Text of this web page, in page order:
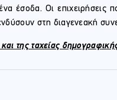
έσοδα. Οι επιχειρήσεις
στη διαγενεακή
της ταχείας